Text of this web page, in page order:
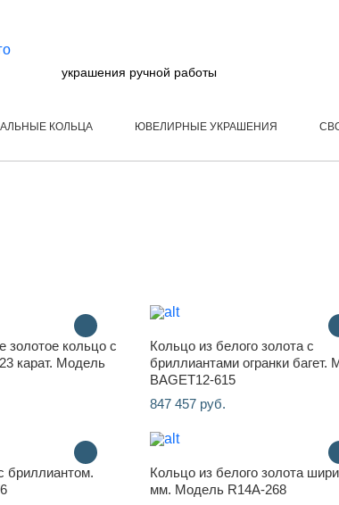
украшения ручной работы
КОЛЬЦА ЮВЕЛИРНЫЕ УКРАШЕНИЯ
золотое кольцо с
карат. Модель
Кольцо из белого золота с
бриллиантами огранки багет.
BAGET12-615
847 457 руб.
бриллиантом.
Кольцо из белого золота
мм. Модель R14A-268